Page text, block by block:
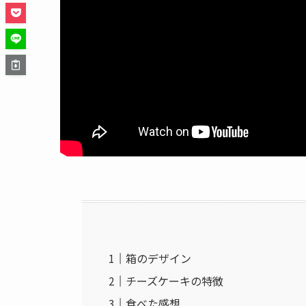
箱のデザイン
チーズケーキの特徴